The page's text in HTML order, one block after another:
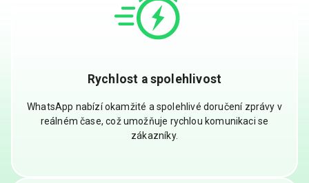
Rychlost a spolehlivost
WhatsApp nabízí okamžité a spolehlivé doručení zprávy v
reálném čase, což umožňuje rychlou komunikaci se
zákazníky.